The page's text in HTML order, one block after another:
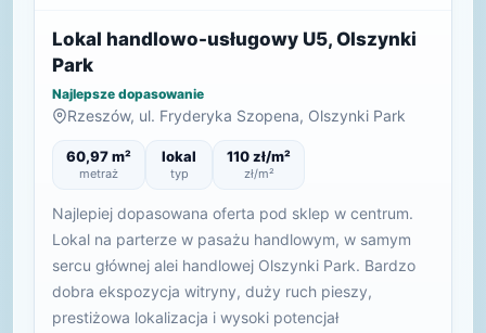
Lokal handlowo-usługowy U5, Olszynki
Park
Najlepsze dopasowanie
Rzeszów, ul. Fryderyka Szopena, Olszynki Park
60,97 m²
metraż
lokal
typ
110 zł/m²
zł/m²
Najlepiej dopasowana oferta pod sklep w centrum.
Lokal na parterze w pasażu handlowym, w samym
sercu głównej alei handlowej Olszynki Park. Bardzo
dobra ekspozycja witryny, duży ruch pieszy,
prestiżowa lokalizacja i wysoki potencjał